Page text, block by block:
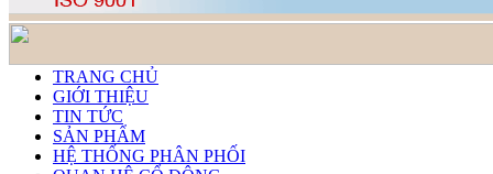
TRANG CHỦ
GIỚI THIỆU
TIN TỨC
SẢN PHẨM
HỆ THỐNG PHÂN PHỐI